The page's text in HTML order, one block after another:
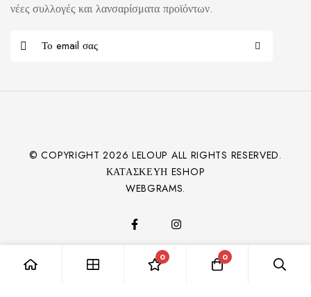
νέες συλλογές και λανσαρίσματα προϊόντων.
© COPYRIGHT2026 LELOUP ALL RIGHTS RESERVED.
ΚΑΤΑΣΚΕΥΉ ESHOP
WEBGRAMS.
0 0